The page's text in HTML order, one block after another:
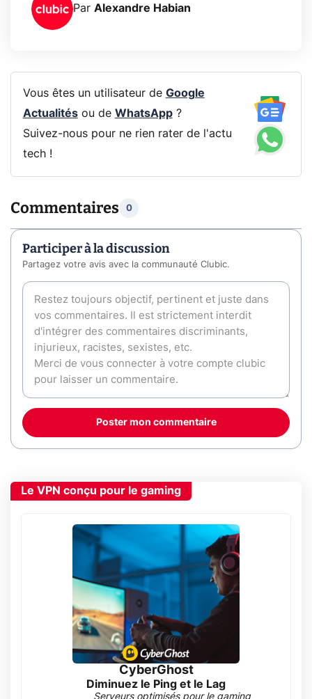
Par Alexandre Habian
Vous êtes un utilisateur de Google
Actualitésou de WhatsApp?
Suivez-nous pour ne rien rater de l'actu
tech !
Commentaires 0
Participer à la discussion
Partagez votre avis avec la communauté Clubic.
Poster mon commentaire
Le VPN conçu pour le gaming
CyberGhost
Diminuez le Ping et le Lag
Serveurs optimisés pour le gaming